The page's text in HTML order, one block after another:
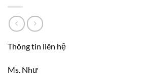
Thông tin liên hệ
Ms. Như